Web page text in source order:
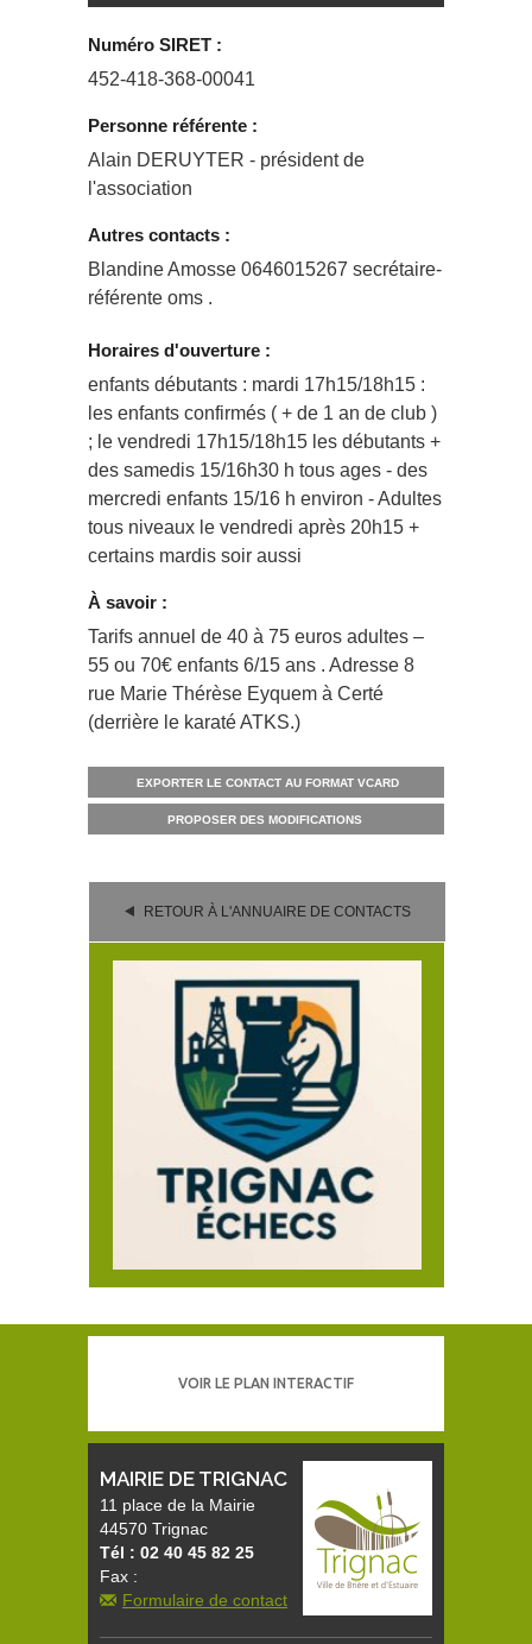
Numéro SIRET :
452-418-368-00041
Personne référente :
Alain DERUYTER - président de
l'association
Autres contacts :
Blandine Amosse 0646015267 secrétaire-
référente oms .
Horaires d'ouverture :
enfants débutants : mardi 17h15/18h15 :
les enfants confirmés ( + de 1 an de club )
; le vendredi 17h15/18h15 les débutants +
des samedis 15/16h30 h tous ages - des
mercredi enfants 15/16 h environ - Adultes
tous niveaux le vendredi après 20h15 +
certains mardis soir aussi
À savoir :
Tarifs annuel de 40 à 75 euros adultes –
55 ou 70€ enfants 6/15 ans . Adresse 8
rue Marie Thérèse Eyquem à Certé
(derrière le karaté ATKS.)
EXPORTER LE CONTACT AU FORMAT VCARD
PROPOSER DES MODIFICATIONS
RETOUR À L'ANNUAIRE DE CONTACTS
VOIR LE PLAN INTERACTIF
MAIRIE DE TRIGNAC
11 place de la Mairie
44570 Trignac
Tél : 02 40 45 82 25
Fax :
Formulaire de contact